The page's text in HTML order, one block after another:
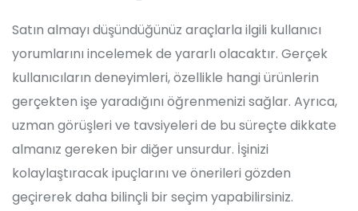
Satın almayı düşündüğünüz araçlarla ilgili kullanıcı
yorumlarını incelemek de yararlı olacaktır. Gerçek
kullanıcıların deneyimleri, özellikle hangi ürünlerin
gerçekten işe yaradığını öğrenmenizi sağlar. Ayrıca,
uzman görüşleri ve tavsiyeleri de bu süreçte dikkate
almanız gereken bir diğer unsurdur. İşinizi
kolaylaştıracak ipuçlarını ve önerileri gözden
geçirerek daha bilinçli bir seçim yapabilirsiniz.